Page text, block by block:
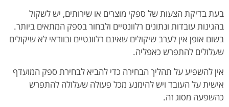
בעת בדיקת הצעות של ספקי מוצרים או שירותים, יש לשקול
בהגינות עובדות ונתונים רלוונטיים ולבחור בספק המתאים ביותר.
בשום אופן אין לערב שיקולים שאינם רלוונטיים ובוודאי לא שיקולים
שעלולים להתפרש כאפליה.
אין להשפיע על תהליך הבחירה כדי להביא לבחירת ספק המועדף
אישית על העובד ויש להימנע מכל פעולה שעלולה להתפרש
כהשפעה מסוג זה.